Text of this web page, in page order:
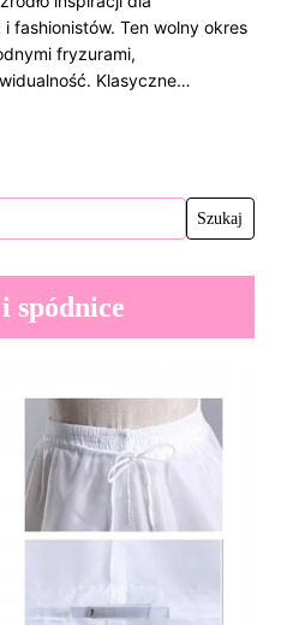
fashionistów. Ten wolny okres
fryzurami,
Klasyczne…
spódnice